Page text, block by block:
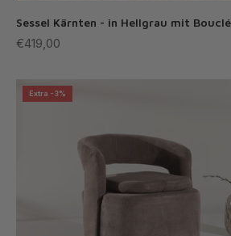
Sessel Kärnten - in Hellgrau mit
Angebot
€419,00
Extra -3%